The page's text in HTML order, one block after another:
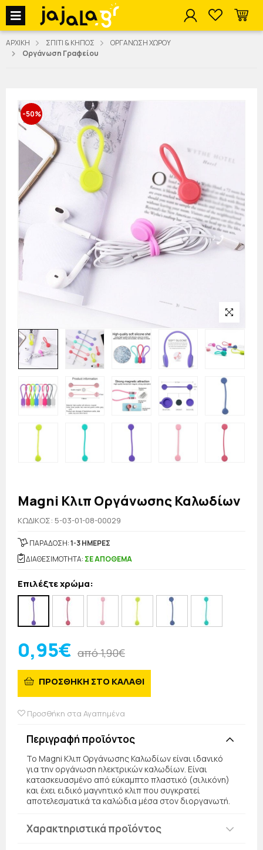
jajala Menu
ΑΡΧΙΚΗ ΣΠΙΤΙ & ΚΗΠΟΣ
ΟΡΓΑΝΩΣΗ ΧΩΡΟΥ
Οργάνωση Γραφείου
-50%
Magni Κλιπ Οργάνωσης Καλωδίων
KΩΔΙΚΟΣ: 5-03-01-08-00029
ΠΑΡΑΔΟΣΗ:1-3 ΗΜΕΡΕΣ
ΔΙΑΘΕΣΙΜΟΤΗΤΑ: ΣΕ ΑΠΟΘΕΜΑ
Επιλέξτε χρώμα:
0,95€ από 1,90€
ΠΡΟΣΘΗΚΗ ΣΤΟ ΚΑΛΑΘΙ
Προσθήκη στα Αγαπημένα
Περιγραφή προϊόντος
Το Magni Κλιπ Οργάνωσης Καλωδίων είναι ιδανικό
για την οργάνωση ηλεκτρικών καλωδίων. Είναι
κατασκευασμένο από εύκαμπτο πλαστικό (σιλικόνη)
και έχει ειδικό μαγνητικό κλιπ που συγκρατεί
αποτελεσματικά τα καλώδια μέσα στον διοργανωτή.
Χαρακτηριστικά προϊόντος